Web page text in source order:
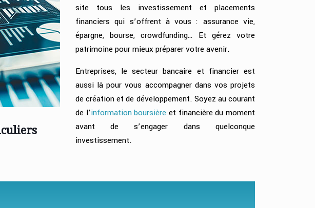
site tous les investissement et placements
financiers qui s’offrent à vous : assurance vie,
épargne, bourse, crowdfunding… Et gérez votre
patrimoine pour mieux préparer votre avenir.
Entreprises, le secteur bancaire et financier est
aussi là pour vous accompagner dans vos projets
de création et de développement. Soyez au courant
de l’information boursière et financière du moment
avant de s’engager dans quelconque
investissement.